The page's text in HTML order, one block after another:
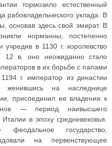
тормозило естественный
рабовладельческого уклада. В
основав здесь свой эмират. В
норманны, постепенно
учредив в 1130 г. королевство
в. оно неожиданно стало
в их борьбе с папами
г. император из династии
женившись на наследнице
присоединил ее владения к
— период наивысшего
в эпоху средневековья.
государство,
на первенствующее